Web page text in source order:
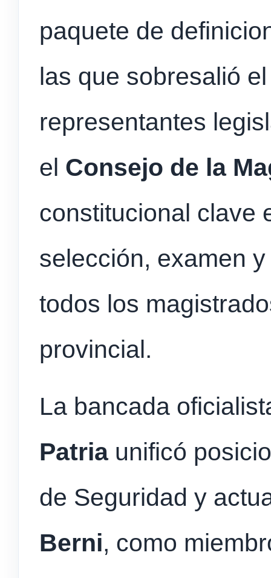
paquete de
las que sobresalió
representantes
el Consejo de la
constitucional clave
selección, examen
todos los
provincial.
La bancada
Patria unificó
de Seguridad y
Berni, como